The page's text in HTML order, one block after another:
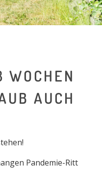
AUCH
Pandemie-Ritt